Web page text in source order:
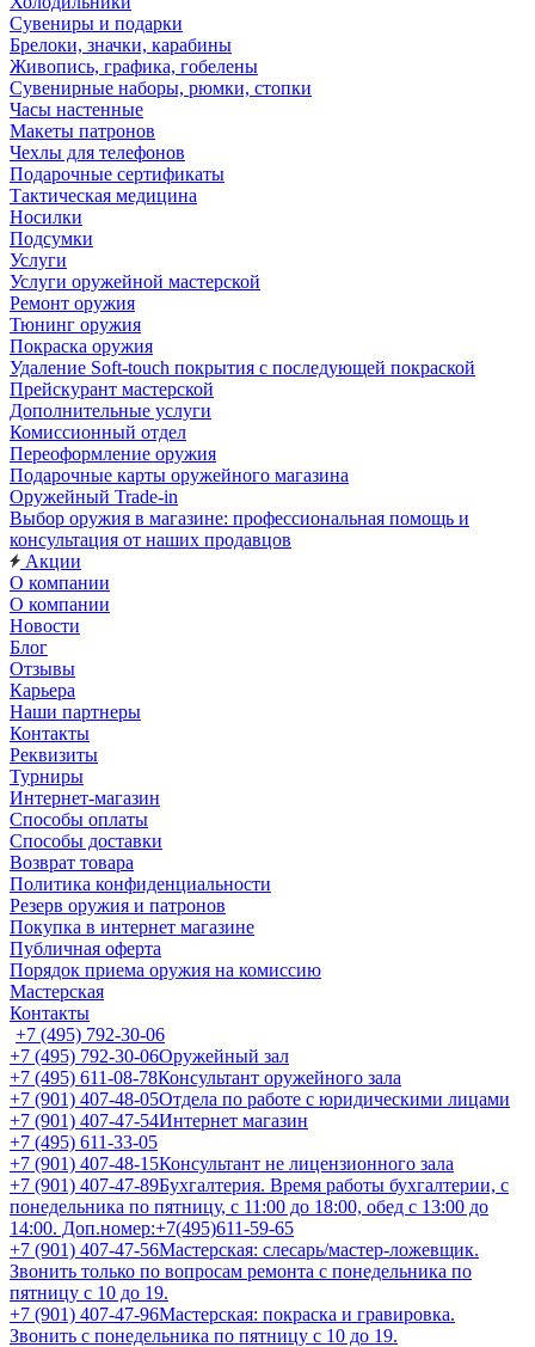
Сувениры и подарки
Брелоки, значки, карабины
Живопись, графика, гобелены
Сувенирные наборы, рюмки, стопки
Часы настенные
Макеты патронов
Чехлы для телефонов
Подарочные сертификаты
Тактическая медицина
Носилки
Подсумки
Услуги
Услуги оружейной мастерской
Ремонт оружия
Тюнинг оружия
Покраска оружия
Удаление Soft-touch покрытия с последующей покраской
Прейскурант мастерской
Дополнительные услуги
Комиссионный отдел
Переоформление оружия
Подарочные карты оружейного магазина
Оружейный Trade-in
Выбор оружия в магазине: профессиональная помощь и
консультация от наших продавцов
Акции
О компании
О компании
Новости
Блог
Отзывы
Карьера
Наши партнеры
Контакты
Реквизиты
Турниры
Интернет-магазин
Способы оплаты
Способы доставки
Возврат товара
Политика конфиденциальности
Резерв оружия и патронов
Покупка в интернет магазине
Публичная оферта
Порядок приема оружия на комиссию
Мастерская
Контакты
+7 (495) 792-30-06
+7 (495) 792-30-06Оружейный зал
+7 (495) 611-08-78Консультант оружейного зала
+7 (901) 407-48-05Отдела по работе с юридическими лицами
+7 (901) 407-47-54Интернет магазин
+7 (495) 611-33-05
+7 (901) 407-48-15Консультант не лицензионного зала
+7 (901) 407-47-89Бухгалтерия. Время работы бухгалтерии, с
понедельника по пятницу, с 11:00 до 18:00, обед с 13:00 до
14:00. Доп.номер:+7(495)611-59-65
+7 (901) 407-47-56Мастерская: слесарь/мастер-ложевщик.
Звонить только по вопросам ремонта с понедельника по
пятницу с 10 до 19.
+7 (901) 407-47-96Мастерская: покраска и гравировка.
Звонить с понедельника по пятницу с 10 до 19.